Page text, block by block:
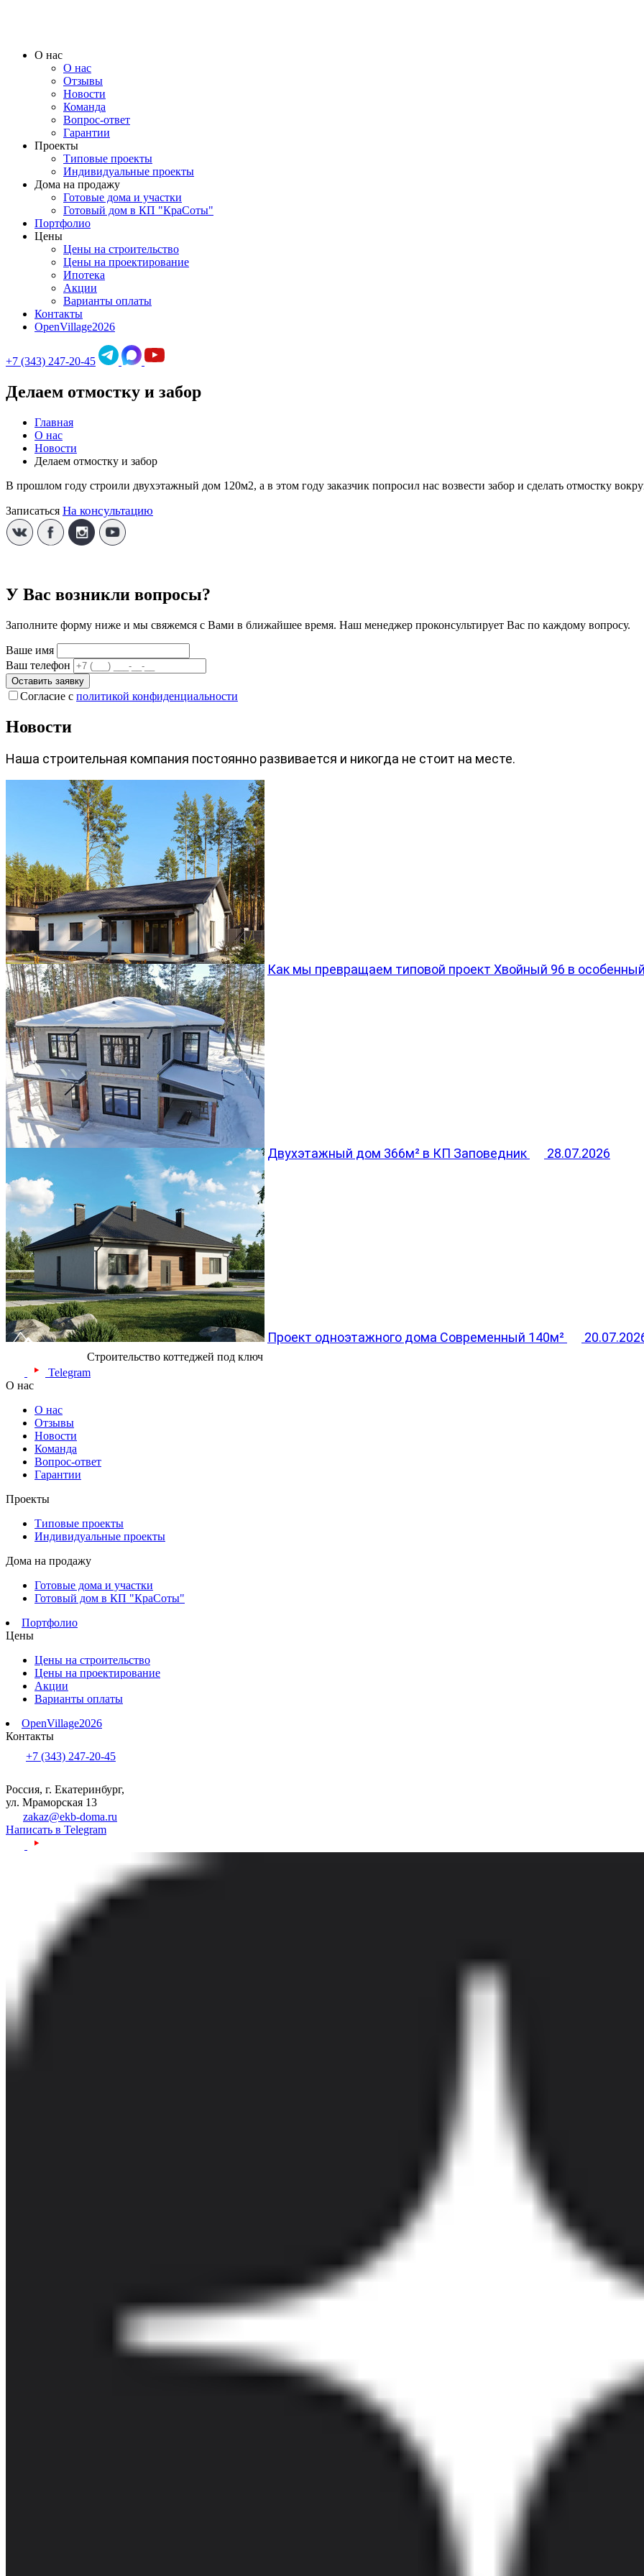
О нас
О нас
Отзывы
Новости
Команда
Вопрос-ответ
Гарантии
Проекты
Типовые проекты
Индивидуальные проекты
Дома на продажу
Готовые дома и участки
Готовый дом в КП "КраСоты"
Портфолио
Цены
Цены на строительство
Цены на проектирование
Ипотека
Акции
Варианты оплаты
Контакты
OpenVillage2026
+7 (343) 247-20-45
Делаем отмостку и забор
Главная
О нас
Новости
Делаем отмостку и забор
В прошлом году строили двухэтажный дом 120м2, а в этом году заказчик попросил нас возвести забор и сделать отмостку
Записаться На консультацию
У Вас возникли вопросы?
Заполните форму ниже и мы свяжемся с Вами в ближайшее время. Наш менеджер проконсультирует Вас по каждому вопросу.
Ваше имя
Ваш телефон
Оставить заявку
Согласие с политикой конфиденциальности
Новости
Наша строительная компания постоянно развивается и никогда не стоит на месте.
Как мы превращаем типовой проект Хвойный 96 в
Двухэтажный дом 366м² в КП Заповедник 28.07.2026
Проект одноэтажного дома Современный 140м²
Строительство коттеджей под ключ
Telegram
О нас
О нас
Отзывы
Новости
Команда
Вопрос-ответ
Гарантии
Проекты
Типовые проекты
Индивидуальные проекты
Дома на продажу
Готовые дома и участки
Готовый дом в КП "КраСоты"
Портфолио
Цены
Цены на строительство
Цены на проектирование
Акции
Варианты оплаты
OpenVillage2026
Контакты
+7 (343) 247-20-45
Россия, г. Екатеринбург,
ул. Мраморская 13
zakaz@ekb-doma.ru
Написать в Telegram